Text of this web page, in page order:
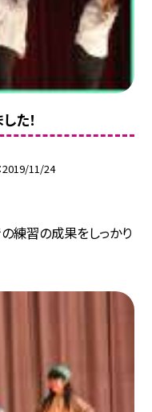
た！
2019/11/24
練習の成果をしっかり